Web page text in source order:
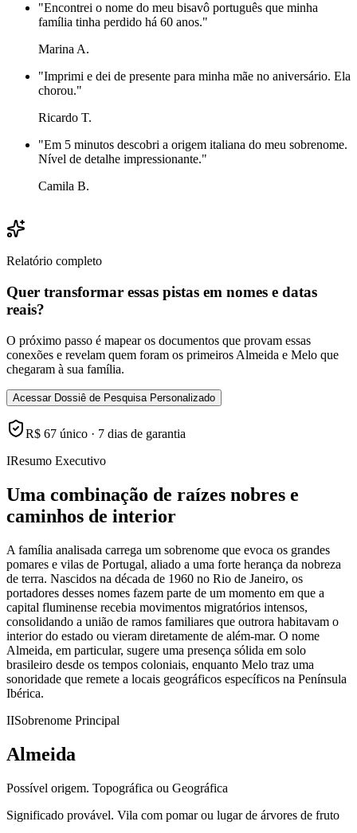
"Encontrei o nome do meu bisavô português que minha
família tinha perdido há 60 anos."
Marina A.
"Imprimi e dei de presente para minha mãe no aniversário. Ela
chorou."
Ricardo T.
"Em 5 minutos descobri a origem italiana do meu sobrenome.
Nível de detalhe impressionante."
Camila B.
Relatório completo
Quer transformar essas pistas em nomes e datas
reais?
O próximo passo é mapear os documentos que provam essas
conexões e revelam quem foram os primeiros Almeida e Melo que
chegaram à sua família.
Acessar Dossiê de Pesquisa Personalizado
R$ 67 único · 7 dias de garantia
IResumo Executivo
Uma combinação de raízes nobres e
caminhos de interior
A família analisada carrega um sobrenome que evoca os grandes
pomares e vilas de Portugal, aliado a uma forte herança da nobreza
de terra. Nascidos na década de 1960 no Rio de Janeiro, os
portadores desses nomes fazem parte de um momento em que a
capital fluminense recebia movimentos migratórios intensos,
consolidando a união de ramos familiares que outrora habitavam o
interior do estado ou vieram diretamente de além-mar. O nome
Almeida, em particular, sugere uma presença sólida em solo
brasileiro desde os tempos coloniais, enquanto Melo traz uma
sonoridade que remete a locais geográficos específicos na Península
Ibérica.
IISobrenome Principal
Almeida
Possível origem. Topográfica ou Geográfica
Significado provável. Vila com pomar ou lugar de árvores de fruto